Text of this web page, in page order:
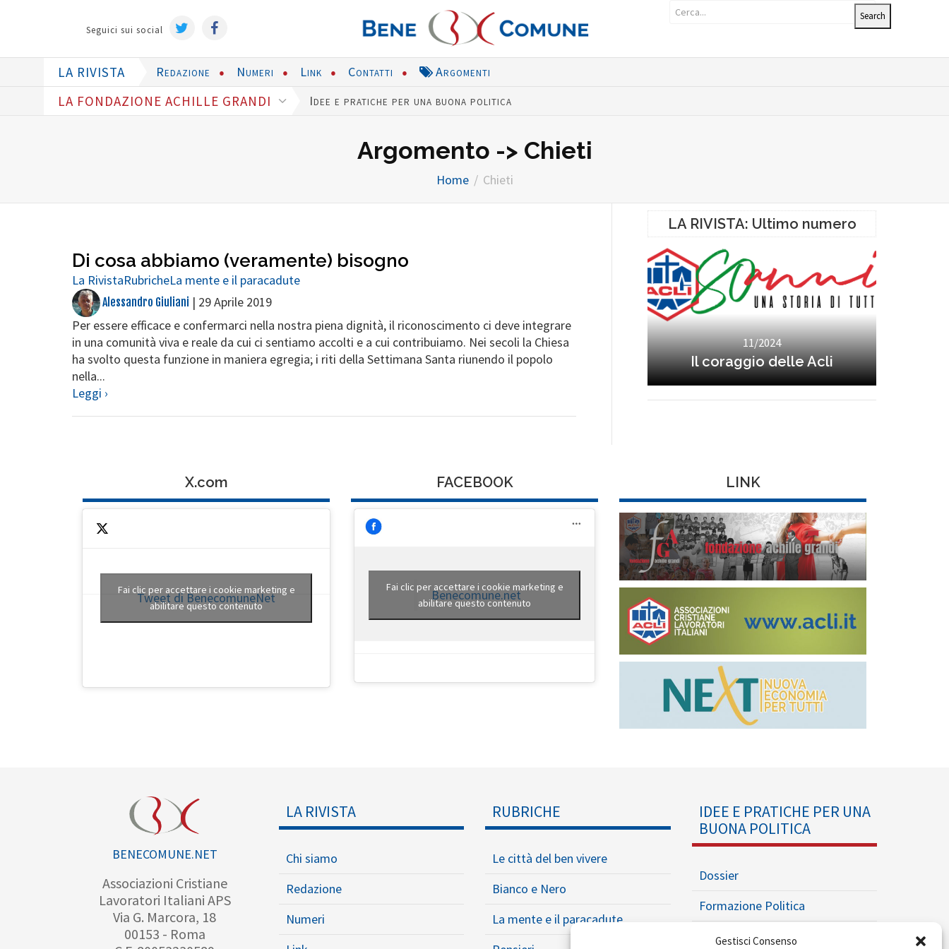
Gestisci Consenso
Seguici sui social
LA RIVISTA Redazione Numeri Link Contatti Argomenti
LA FONDAZIONE ACHILLE GRANDI Idee e pratiche per una buona politica
Argomento -> Chieti
Home Chieti
Di cosa abbiamo (veramente) bisogno
La RivistaRubricheLa mente e il paracadute
Alessandro Giuliani | 29 Aprile 2019
Per essere efficace e confermarci nella nostra piena dignità, il riconoscimento ci deve integrare
in una comunità viva e reale da cui ci sentiamo accolti e a cui contribuiamo. Nei secoli la Chiesa
ha svolto questa funzione in maniera egregia; i riti della Settimana Santa riunendo il popolo
nella...
Leggi ›
LA RIVISTA: Ultimo numero
11/2024
Il coraggio delle Acli
X.com
Tweet di BenecomuneNet
Fai clic per accettare i cookie marketing e
abilitare questo contenuto
FACEBOOK
Benecomune.net
Fai clic per accettare i cookie marketing e
abilitare questo contenuto
LINK
BENECOMUNE.NET
Associazioni Cristiane
Lavoratori Italiani APS
Via G. Marcora, 18
00153 - Roma
LA RIVISTA
Chi siamo
Redazione
Numeri
RUBRICHE
Le città del ben vivere
Bianco e Nero
La mente e il paracadute
IDEE E PRATICHE PER UNA
BUONA POLITICA
Dossier
Formazione Politica
Eventi